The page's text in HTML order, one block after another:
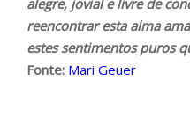
alegre, jovial e livre de
reencontrar esta alma
estes sentimentos puros
Fonte: Mari Geuer